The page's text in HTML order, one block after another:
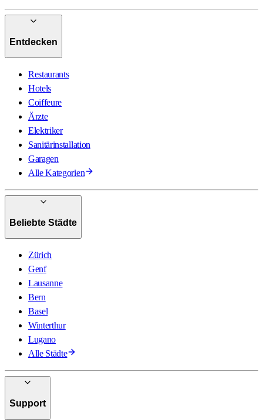
Entdecken
Restaurants
Hotels
Coiffeure
Ärzte
Elektriker
Sanitärinstallation
Garagen
Alle Kategorien
Beliebte Städte
Zürich
Genf
Lausanne
Bern
Basel
Winterthur
Lugano
Alle Städte
Support